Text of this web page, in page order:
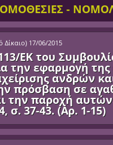
-
Δίκαιο) 17/06/2015
ΕΚ του
την εφαρμογή
ανδρών
πρόσβαση σε
την παροχή
σ. 37-43. (Αρ. 1-15)